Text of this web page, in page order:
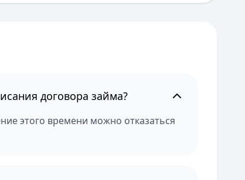
договора займа?
этого времени можно отказаться